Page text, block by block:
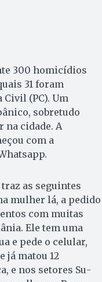
300 ho­mi­cídios
31 foram
(PC). Um
sobretudo
na cidade. A
com a
as seguintes
mulher lá, a pedido
com muitas
Ele tem uma
e pede o celular,
já matou 12
e nos setores Su­